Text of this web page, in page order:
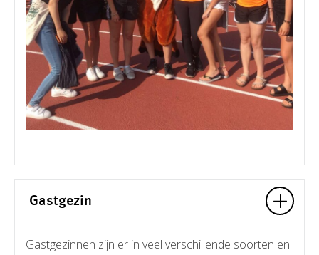
Gastgezin
Gastgezinnen zijn er in veel verschillende soorten en